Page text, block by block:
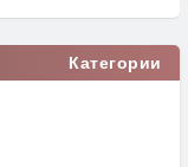
Категории